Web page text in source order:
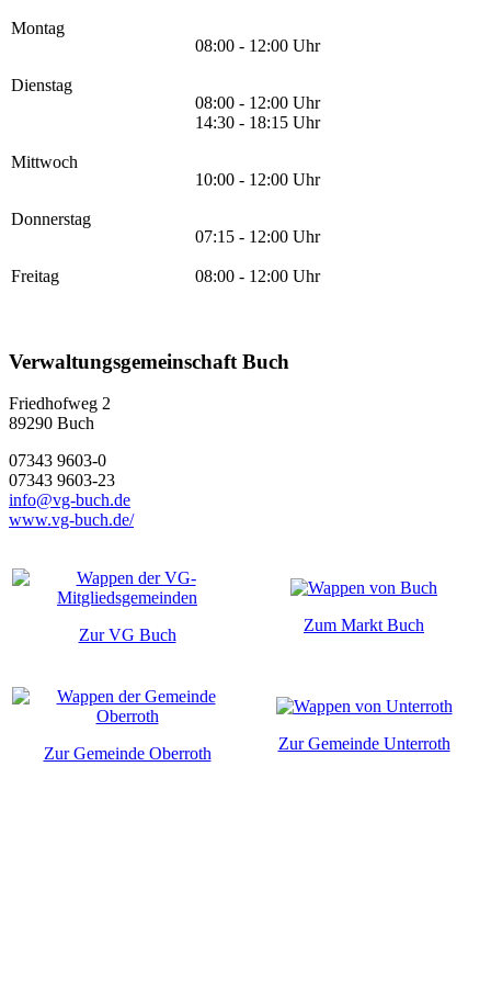
Montag
08:00 - 12:00 Uhr
Dienstag
08:00 - 12:00 Uhr
14:30 - 18:15 Uhr
Mittwoch
10:00 - 12:00 Uhr
Donnerstag
07:15 - 12:00 Uhr
Freitag 08:00 - 12:00 Uhr
Verwaltungsgemeinschaft Buch
Friedhofweg 2
89290 Buch
07343 9603-0
07343 9603-23
info@vg-buch.de
www.vg-buch.de/
Zur VG Buch
Zum Markt Buch
Zur Gemeinde Oberroth
Zur Gemeinde Unterroth